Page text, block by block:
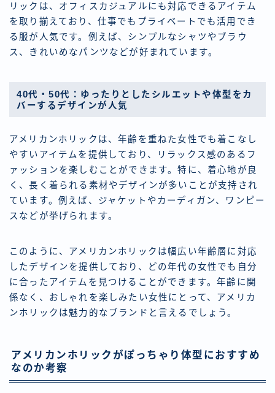
リックは、オフィスカジュアルにも対応できるアイテム
を取り揃えており、仕事でもプライベートでも活用でき
る服が人気です。例えば、シンプルなシャツやブラウ
ス、きれいめなパンツなどが好まれています。
40代・50代：ゆったりとしたシルエットや体型をカ
バーするデザインが人気
アメリカンホリックは、年齢を重ねた女性でも着こなし
やすいアイテムを提供しており、リラックス感のあるフ
ァッションを楽しむことができます。特に、着心地が良
く、長く着られる素材やデザインが多いことが支持され
ています。例えば、ジャケットやカーディガン、ワンピー
スなどが挙げられます。
このように、アメリカンホリックは幅広い年齢層に対応
したデザインを提供しており、どの年代の女性でも自分
に合ったアイテムを見つけることができます。年齢に関
係なく、おしゃれを楽しみたい女性にとって、アメリカ
ンホリックは魅力的なブランドと言えるでしょう。
アメリカンホリックがぽっちゃり体型におすすめ
なのか考察